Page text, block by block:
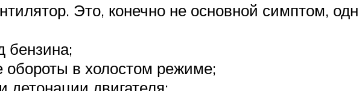
Это, конечно не основной симптом,
бензина;
в холостом режиме;